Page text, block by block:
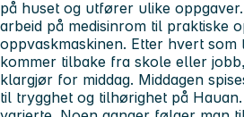
på huset og utfører ulike
arbeid på medisinrom til praktiske
oppvaskmaskinen. Etter hvert som
kommer tilbake fra skole eller
klargjør for middag. Middagen
til trygghet og tilhørighet på